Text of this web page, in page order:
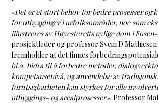
«Det er et stort behov for bedre prosesser og
for utbygginger i urfolksområder, noe som
illustreres av Høyesteretts nylige dom i
prosjektleder og professor Svein D Mathiesen
fremholder at det finnes
bl.a. bidra til å forbedre metoder,
kompetansenivå, og anvendelse av
forutsigbarheten kan styrkes for alle
utbyggings- og arealprosesser».Professor